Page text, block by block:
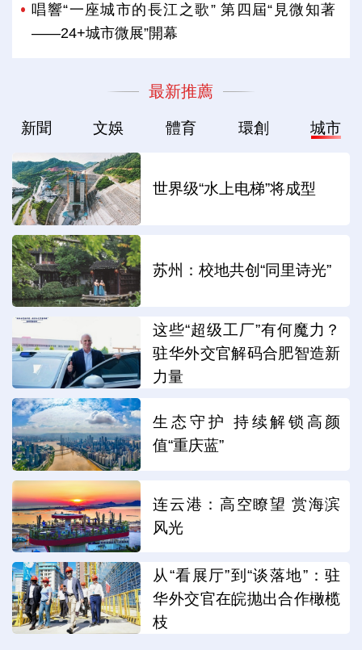
唱響“一座城市的長江之歌” 第四屆“見微知著
——24+城市微展”開幕
最新推薦
新聞 文娛 體育 環創 城市
世界级“水上电梯”将成型
苏州：校地共创“同里诗光”
这些“超级工厂”有何魔力？
驻华外交官解码合肥智造新
力量
生态守护 持续解锁高颜
值“重庆蓝”
连云港：高空瞭望 赏海滨
风光
从“看展厅”到“谈落地”：驻
华外交官在皖抛出合作橄榄
枝